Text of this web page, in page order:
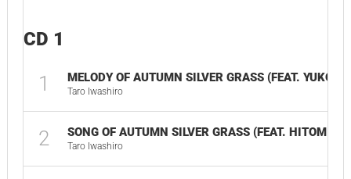
CD 1
1 MELODY OF AUTUMN SILVER GRASS (FEAT. YUKO
Taro Iwashiro
2 SONG OF AUTUMN SILVER GRASS (FEAT. HITOMI
Taro Iwashiro